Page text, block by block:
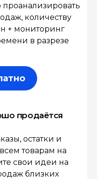
количеству
+ мониторинг
в разрезе
продаётся
остатки и
товарам на
свои идеи на
близких